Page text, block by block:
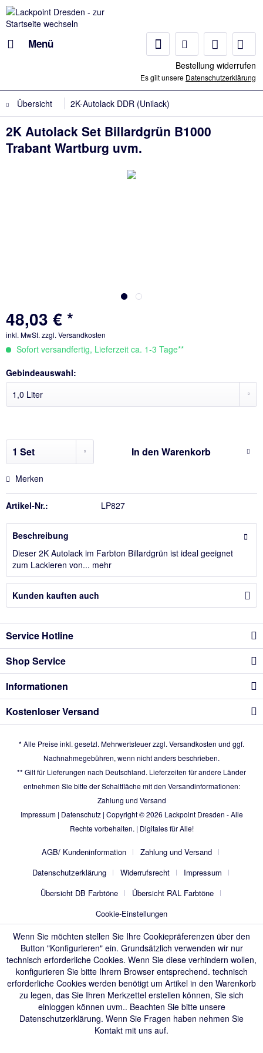
Menü
Bestellung widerrufen
Es gilt unsere Datenschutzerklärung
Übersicht 2K-Autolack DDR (Unilack)
2K Autolack Set Billardgrün B1000
Trabant Wartburg uvm.
48,03 € *
inkl. MwSt. zzgl. Versandkosten
Sofort versandfertig, Lieferzeit ca. 1-3 Tage**
Gebindeauswahl:
In den Warenkorb
Merken
Artikel-Nr.: LP827
Beschreibung
Dieser 2K Autolack im Farbton Billardgrün ist ideal geeignet
zum Lackieren von... mehr
Kunden kauften auch
Service Hotline
Shop Service
Informationen
Kostenloser Versand
* Alle Preise inkl. gesetzl. Mehrwertsteuer zzgl. Versandkosten und ggf.
Nachnahmegebühren, wenn nicht anders beschrieben.
** Gilt für Lieferungen nach Deutschland. Lieferzeiten für andere Länder
entnehmen Sie bitte der Schaltfläche mit den Versandinformationen:
Zahlung und Versand
Impressum| Datenschutz| Copyright © 2026 Lackpoint Dresden - Alle
Rechte vorbehalten. | Digitales für Alle!
AGB/ Kundeninformation
Zahlung und Versand
Datenschutzerklärung
Widerrufsrecht
Impressum
Übersicht DB Farbtöne
Übersicht RAL Farbtöne
Cookie-Einstellungen
Wenn Sie möchten stellen Sie Ihre Cookiepräferenzen über den
Button "Konfigurieren" ein. Grundsätzlich verwenden wir nur
technisch erforderliche Cookies. Wenn Sie diese verhindern wollen,
konfigurieren Sie bitte Ihrern Browser entsprechend. technisch
erforderliche Cookies werden benötigt um Artikel in den Warenkorb
zu legen, das Sie Ihren Merkzettel erstellen können, Sie sich
einloggen können uvm.. Beachten Sie bitte unsere
Datenschutzerklärung. Wenn Sie Fragen haben nehmen Sie
Kontakt mit uns auf.